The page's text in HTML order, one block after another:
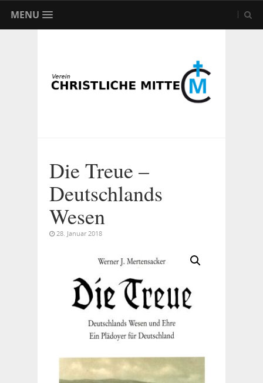
MENU
Die Treue –
Deutschlands
Wesen
28. Januar 2018